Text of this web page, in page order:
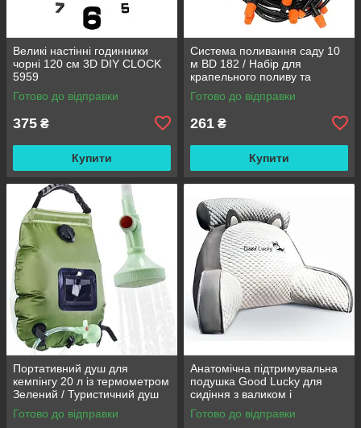
Великі настінні годинники
чорні 120 см 3D DIY CLOCK
5959
Готово до відправки
375 ₴
Купити
Система поливання саду 10
м BD 182 / Набір для
крапельного поливу та
охолодження / Комплект для
поливання
Готово до відправки
261 ₴
Купити
Портативний душ для
кемпінгу 20 л із термометром
Зелений / Туристичний душ
переносний з лійкою /
Польовий душ сумка
Готово до відправки
Анатомічна підтримувальна
подушка Good Lucky для
сидіння з валиком і
підлокітниками
Готово до відправки